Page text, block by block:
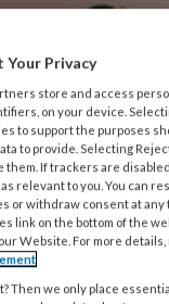
privacy
Your Privacy
store and access
on your device.
to support the purposes
to provide. Selecting
them. If trackers are
relevant to you. You can
or withdraw consent at any
link on the bottom of the
Website. For more
Then we only place